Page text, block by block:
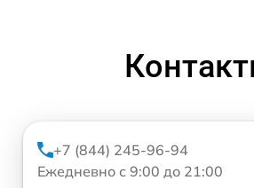
+7 (844) 245-96-94
Ежедневно с 9:00 до 21:00